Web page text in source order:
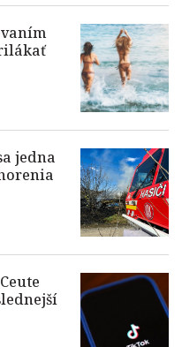
jedna